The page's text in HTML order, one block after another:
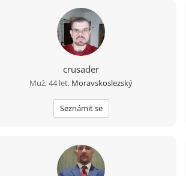
crusader
Muž, 44 let, Moravskoslezský
Seznámit se